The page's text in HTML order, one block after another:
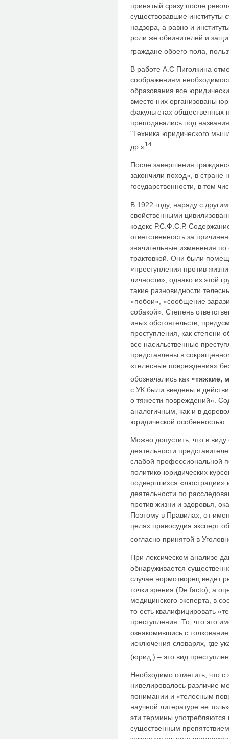
принятый сразу после
существовавшие институты
надзора, а равно и
роли же обвинителей и
граждане обоего пола,
В работе А.С Пиголкина
соображениям
образования все
вместо них организованы
факультетах общественных
преподавались под
"Техника юридического
др.»14
После завершения
закончили поход», в стране
государственности, в том
В 1922 году, наряду с
свойственными
кодекс Р.С.Ф.С.Р.
ответственность за
значительные изменения
трактовкой. Они были
«преступления против
личности», однако из этой
такие разновидности
«побои», «сообщение
собакой». Степень
иных обстоятельств,
преступления, как степени
все насильственные
представлены в
«телесные повреждения»
обозначались как «тяжкие,
с УК были введены в
о тяжести повреждений».
аналогичным, как и в
юридической особенностью.
Можно допустить, что в
деятельности
слабой профессиональной
политико-юридических
подвергшихся
деятельности по
против жизни и здоровья,
Поэтому в Правилах, от
целях правосудия эксперт
согласно принятой в
При лексическом анализе
обнаруживается
случае нормотворец ведет
точки зрения (De facto), а
медицинского эксперта, в
то есть квалифицировать
преступления. То, что это
ознакомившись с
исключения словарях, где
(юрид.) – это вид
Необходимо отметить, что с
нивелировалось различие
понимании и «телесным
научной литературе не
эти термины употребляются
существенным